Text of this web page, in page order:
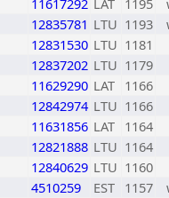
11617292 LAT 1195
12835781 LTU 1193
12831530 LTU 1181
12837202 LTU 1179
11629290 LAT 1166
12842974 LTU 1166
11631856 LAT 1164
12821888 LTU 1164
12840629 LTU 1160
4510259 EST 1157